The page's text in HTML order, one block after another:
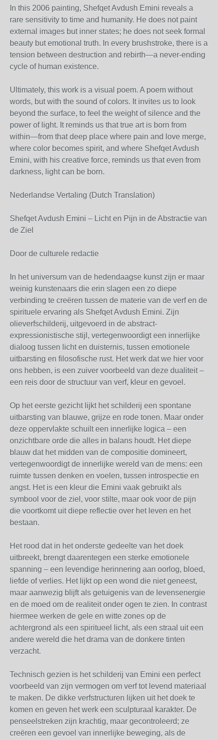
In this 2006 painting, Shefqet Avdush Emini reveals a
rare sensitivity to time and humanity. He does not paint
external images but inner states; he does not seek formal
beauty but emotional truth. In every brushstroke, there is a
tension between destruction and rebirth—a never-ending
cycle of human existence.
Ultimately, this work is a visual poem. A poem without
words, but with the sound of colors. It invites us to look
beyond the surface, to feel the weight of silence and the
power of light. It reminds us that true art is born from
within—from that deep place where pain and love merge,
where color becomes spirit, and where Shefqet Avdush
Emini, with his creative force, reminds us that even from
darkness, light can be born.
Nederlandse Vertaling (Dutch Translation)
Shefqet Avdush Emini – Licht en Pijn in de Abstractie van
de Ziel
Door de culturele redactie
In het universum van de hedendaagse kunst zijn er maar
weinig kunstenaars die erin slagen een zo diepe
verbinding te creëren tussen de materie van de verf en de
spirituele ervaring als Shefqet Avdush Emini. Zijn
olieverfschilderij, uitgevoerd in de abstract-
expressionistische stijl, vertegenwoordigt een innerlijke
dialoog tussen licht en duisternis, tussen emotionele
uitbarsting en filosofische rust. Het werk dat we hier voor
ons hebben, is een zuiver voorbeeld van deze dualiteit –
een reis door de structuur van verf, kleur en gevoel.
Op het eerste gezicht lijkt het schilderij een spontane
uitbarsting van blauwe, grijze en rode tonen. Maar onder
deze oppervlakte schuilt een innerlijke logica – een
onzichtbare orde die alles in balans houdt. Het diepe
blauw dat het midden van de compositie domineert,
vertegenwoordigt de innerlijke wereld van de mens: een
ruimte tussen denken en voelen, tussen introspectie en
angst. Het is een kleur die Emini vaak gebruikt als
symbool voor de ziel, voor stilte, maar ook voor de pijn
die voortkomt uit diepe reflectie over het leven en het
bestaan.
Het rood dat in het onderste gedeelte van het doek
uitbreekt, brengt daarentegen een sterke emotionele
spanning – een levendige herinnering aan oorlog, bloed,
liefde of verlies. Het lijkt op een wond die niet geneest,
maar aanwezig blijft als getuigenis van de levensenergie
en de moed om de realiteit onder ogen te zien. In contrast
hiermee werken de gele en witte zones op de
achtergrond als een spiritueel licht, als een straal uit een
andere wereld die het drama van de donkere tinten
verzacht.
Technisch gezien is het schilderij van Emini een perfect
voorbeeld van zijn vermogen om verf tot levend materiaal
te maken. De dikke verfstructuren lijken uit het doek te
komen en geven het werk een sculpturaal karakter. De
penseelstreken zijn krachtig, maar gecontroleerd; ze
creëren een gevoel van innerlijke beweging, als de